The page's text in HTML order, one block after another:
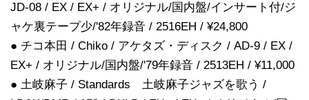
JD-08 / EX / EX+ / オリジナル/国内盤/インサート付/ジ
ャケ裏テープ少/'82年録音 / 2516EH / ¥24,800
● チコ本田 / Chiko / アケタズ・ディスク / AD-9 / EX /
EX+ / オリジナル/国内盤/'79年録音 / 2513EH / ¥11,000
● 土岐麻子 / Standards 土岐麻子ジャズを歌う /